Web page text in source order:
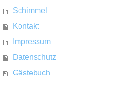
Schimmel
Kontakt
Impressum
Datenschutz
Gästebuch